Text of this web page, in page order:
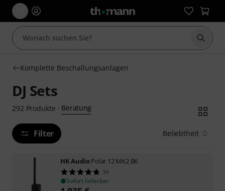
Suche
Komplette Beschallungsanlagen
DJ Sets
292 Produkte · Beratung
Filter Beliebtheit
HK AudioPolar 12 MK2 BK
34
Sofort lieferbar